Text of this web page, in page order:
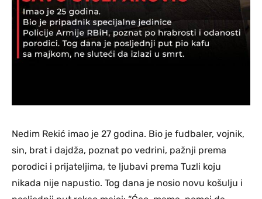
Nedim Rekić imao je 27 godina. Bio je fudbaler, vojnik,
sin, brat i dajdža, poznat po vedrini, pažnji prema
porodici i prijateljima, te ljubavi prema Tuzli koju
nikada nije napustio. Tog dana je nosio novu košulju i